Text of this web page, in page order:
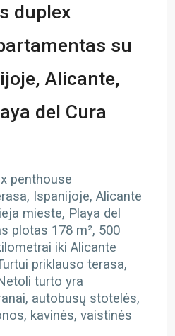
duplex
su
Alicante,
del Cura
penthouse
Ispanijoje, Alicante
mieste, Playa del
plotas 178 m², 500
iki Alicante
priklauso terasa,
turto yra
autobusų stotelės,
kavinės, vaistinės